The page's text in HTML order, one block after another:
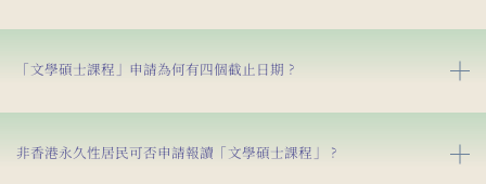
「文學碩士課程」申請為何有四個截止日期？
非香港永久性居民可否申請報讀「文學碩士課程」？